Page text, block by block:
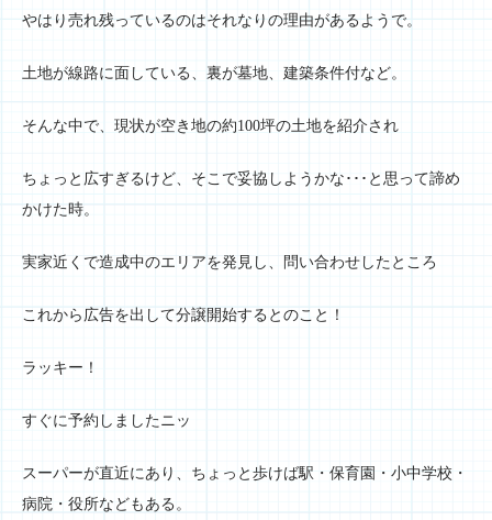
やはり売れ残っているのはそれなりの理由があるようで。
土地が線路に面している、裏が墓地、建築条件付など。
そんな中で、現状が空き地の約100坪の土地を紹介され
ちょっと広すぎるけど、そこで妥協しようかな･･･と思って諦め
かけた時。
実家近くで造成中のエリアを発見し、問い合わせしたところ
これから広告を出して分譲開始するとのこと！
ラッキー！
すぐに予約しましたニッ
スーパーが直近にあり、ちょっと歩けば駅・保育園・小中学校・
病院・役所などもある。